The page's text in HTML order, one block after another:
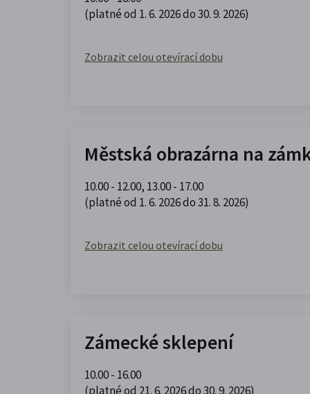
(platné od 1. 6. 2026 do 30. 9. 2026)
Zobrazit celou otevírací dobu
Městská obrazárna na
10.00 - 12.00, 13.00 - 17.00
(platné od 1. 6. 2026 do 31. 8. 2026)
Zobrazit celou otevírací dobu
Zámecké sklepení
10.00 - 16.00
(platné od 21. 6. 2026 do 30. 9. 2026)